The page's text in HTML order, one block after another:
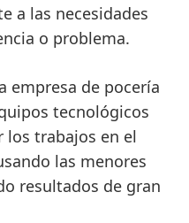
a las necesidades
o problema.
empresa de pocería
tecnológicos
los trabajos en el
las menores
resultados de gran